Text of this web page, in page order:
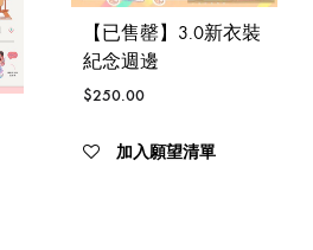
【已售罄】3.0新衣裝
紀念週邊
$250.00
加入願望清單